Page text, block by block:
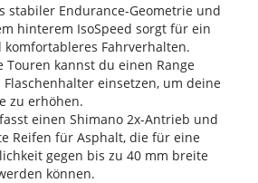
stabiler Endurance-Geometrie und
hinterem IsoSpeed sorgt für ein
Fahrverhalten.
Touren kannst du einen Range
einsetzen, um deine
zu erhöhen.
einen Shimano 2x-Antrieb und
Reifen für Asphalt, die für eine
gegen bis zu 40 mm breite
können.